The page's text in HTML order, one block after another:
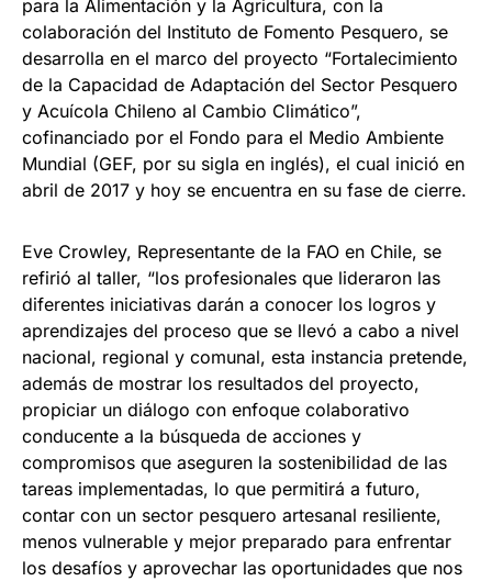
para la Alimentación y la Agricultura, con la
colaboración del Instituto de Fomento Pesquero, se
desarrolla en el marco del proyecto “Fortalecimiento
de la Capacidad de Adaptación del Sector Pesquero
y Acuícola Chileno al Cambio Climático”,
cofinanciado por el Fondo para el Medio Ambiente
Mundial (GEF, por su sigla en inglés), el cual inició en
abril de 2017 y hoy se encuentra en su fase de cierre.
Eve Crowley, Representante de la FAO en Chile, se
refirió al taller, “los profesionales que lideraron las
diferentes iniciativas darán a conocer los logros y
aprendizajes del proceso que se llevó a cabo a nivel
nacional, regional y comunal, esta instancia pretende,
además de mostrar los resultados del proyecto,
propiciar un diálogo con enfoque colaborativo
conducente a la búsqueda de acciones y
compromisos que aseguren la sostenibilidad de las
tareas implementadas, lo que permitirá a futuro,
contar con un sector pesquero artesanal resiliente,
menos vulnerable y mejor preparado para enfrentar
los desafíos y aprovechar las oportunidades que nos